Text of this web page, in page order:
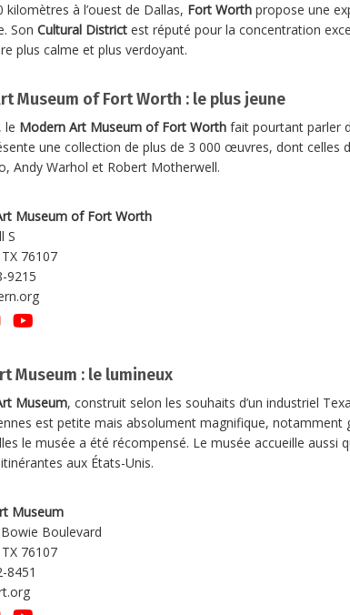
kilomètres à l’ouest de Dallas, Fort Worth propose une
Son Cultural District est réputé pour la concentration
plus calme et plus verdoyant.
Museum of Fort Worth : le plus jeune
le Modern Art Museum of Fort Worth fait pourtant parler
une collection de plus de 3 000 œuvres, dont celles
Andy Warhol et Robert Motherwell.
Museum of Fort Worth
S
TX 76107
9215
Museum : le lumineux
Museum, construit selon les souhaits d’un industriel
est petite mais absolument magnifique, notamment
le musée a été récompensé. Le musée accueille aussi
aux États-Unis.
Museum
Boulevard
TX 76107
8451